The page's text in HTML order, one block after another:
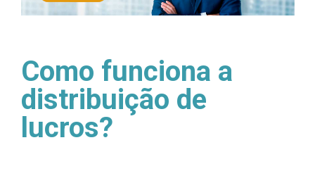
Como funciona a
distribuição de
lucros?